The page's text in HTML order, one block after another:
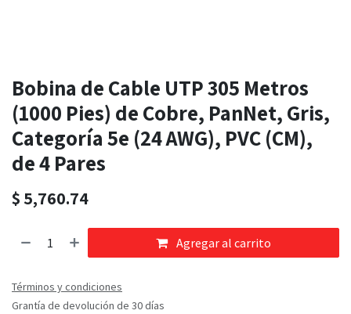
Bobina de Cable UTP 305 Metros
(1000 Pies) de Cobre, PanNet, Gris,
Categoría 5e (24 AWG), PVC (CM),
de 4 Pares
$ 5,760.74
Agregar al carrito
Términos y condiciones
Grantía de devolución de 30 días